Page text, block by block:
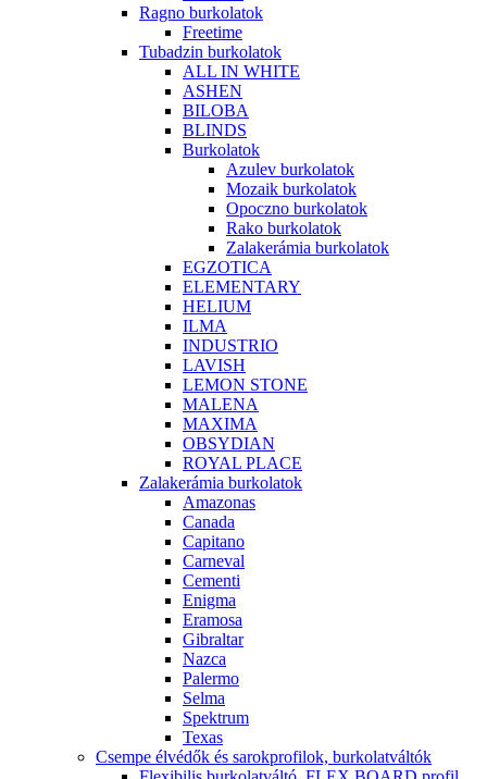
Ragno burkolatok
Freetime
Tubadzin burkolatok
ALL IN WHITE
ASHEN
BILOBA
BLINDS
Burkolatok
Azulev burkolatok
Mozaik burkolatok
Opoczno burkolatok
Rako burkolatok
Zalakerámia burkolatok
EGZOTICA
ELEMENTARY
HELIUM
ILMA
INDUSTRIO
LAVISH
LEMON STONE
MALENA
MAXIMA
OBSYDIAN
ROYAL PLACE
Zalakerámia burkolatok
Amazonas
Canada
Capitano
Carneval
Cementi
Enigma
Eramosa
Gibraltar
Nazca
Palermo
Selma
Spektrum
Texas
Csempe élvédők és sarokprofilok, burkolatváltók